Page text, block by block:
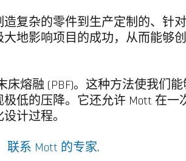
复杂的零件到生产定制的、针
地影响项目的成功，从而能够
床熔融 (PBF)。这种方法使我们
低的压降。它还允许 Mott 在一
计过程。
联系 Mott 的专家.